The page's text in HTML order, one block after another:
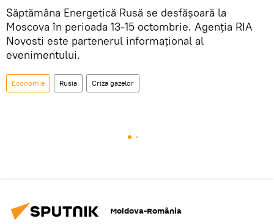
Săptămâna Energetică Rusă se desfășoară la
Moscova în perioada 13-15 octombrie. Agenția RIA
Novosti este partenerul informațional al
evenimentului.
Economie Rusia Criza gazelor
Moldova-România